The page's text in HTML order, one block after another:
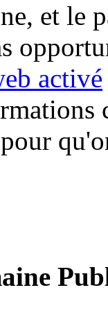
et le
activé